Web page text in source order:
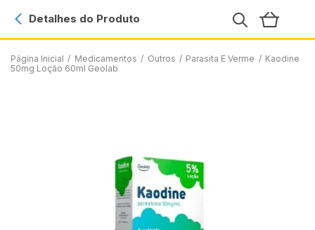
Página Inicial / Medicamentos / Outros / Parasita E Verme / Kaodine
50mg Loção 60ml Geolab
Detalhes do Produto